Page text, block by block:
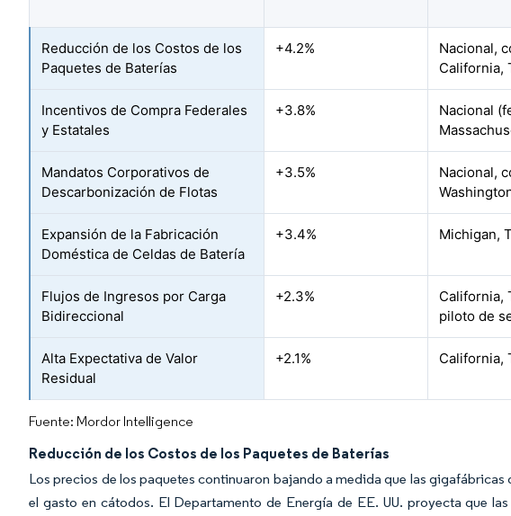
Reducción de los Costos de los
Paquetes de Baterías
+4.2%
Nacional,
California,
Incentivos de Compra Federales
y Estatales
+3.8%
Nacional
Mandatos Corporativos de
Descarbonización de Flotas
+3.5%
Nacional,
Expansión de la Fabricación
Doméstica de Celdas de Batería
+3.4% Michigan,
Flujos de Ingresos por Carga
Bidireccional
+2.3%
California,
piloto de
Alta Expectativa de Valor
Residual
+2.1% California,
Fuente: Mordor Intelligence
Reducción de los Costos de los Paquetes de Baterías
Los precios de los paquetes continuaron bajando a medida que las
el gasto en cátodos. El Departamento de Energía de EE. UU. proyecta que